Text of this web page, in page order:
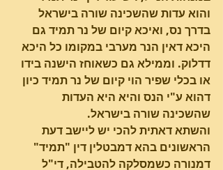
והוא עדות שהשכינה שורה בישראל
בדרך נס, ואיכא קיום של נר תמיד גם
היכא דאין הנר מערבי במקומו כל היכא
דדלוק. וממילא גם כשאוחז הישנה בידו
או בכלי שפיר הוי קיום של נר תמיד כיון
דהוא ע"י הנס והיא היא העדות
שהשכינה שורה בישראל.
והשתא דאתית להכי יש ליישב דעת
הראשונים בהא דמבטלין דין "תמיד"
דמנורה כשמסלקה להטבילה, די"ל